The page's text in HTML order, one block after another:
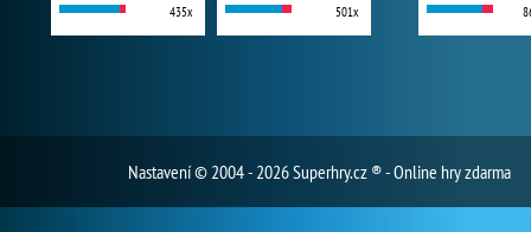
435x 501x
Nastavení© 2004 - 2026 Superhry.cz ® - Online hry zdarma